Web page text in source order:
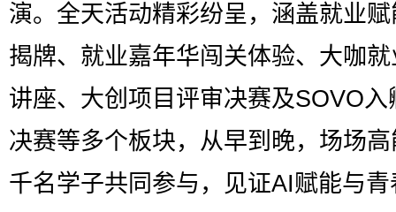
演。全天活动精彩纷呈，涵盖就业
揭牌、就业嘉年华闯关体验、大咖
讲座、大创项目评审决赛及SOVO入
决赛等多个板块，从早到晚，场场
千名学子共同参与，见证AI赋能与